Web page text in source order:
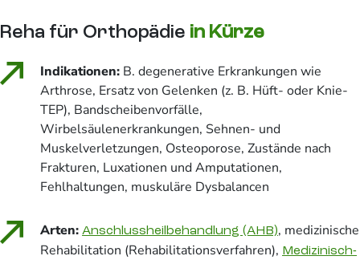
Reha für Orthopädie in Kürze
Indikationen: B. degenerative Erkrankungen wie
Arthrose, Ersatz von Gelenken (z. B. Hüft- oder Knie-
TEP), Bandscheibenvorfälle,
Wirbelsäulenerkrankungen, Sehnen- und
Muskelverletzungen, Osteoporose, Zustände nach
Frakturen, Luxationen und Amputationen,
Fehlhaltungen, muskuläre Dysbalancen
Arten: Anschlussheilbehandlung (AHB), medizinische
Rehabilitation (Rehabilitationsverfahren), Medizinisch-